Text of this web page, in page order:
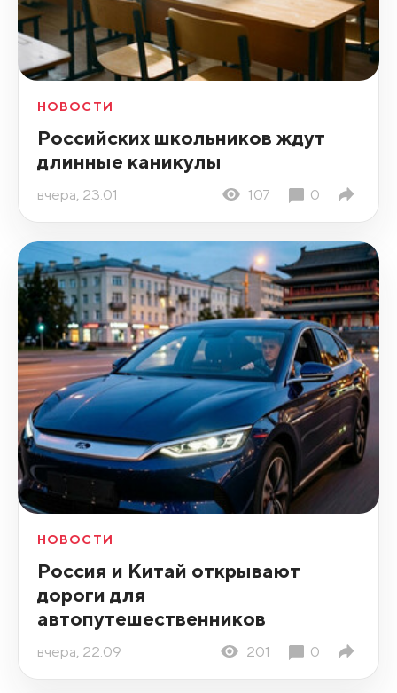
НОВОСТИ
Российских школьников ждут
длинные каникулы
вчера, 23:01 107 0
НОВОСТИ
Россия и Китай открывают
дороги для
автопутешественников
вчера, 22:09 201 0